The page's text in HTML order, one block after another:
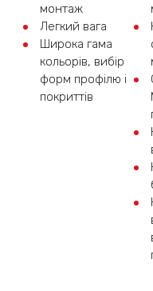
монтаж
Легкий вага
Широка гама
кольорів, вибір
форм профілю і
покриттів